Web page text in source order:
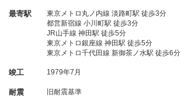
最寄駅
東京メトロ丸ノ内線 淡路町駅 徒歩3分
都営新宿線 小川町駅 徒歩3分
JR山手線 神田駅 徒歩5分
東京メトロ銀座線 神田駅 徒歩5分
東京メトロ千代田線 新御茶ノ水駅 徒歩6分
竣工 1979年7月
耐震 旧耐震基準